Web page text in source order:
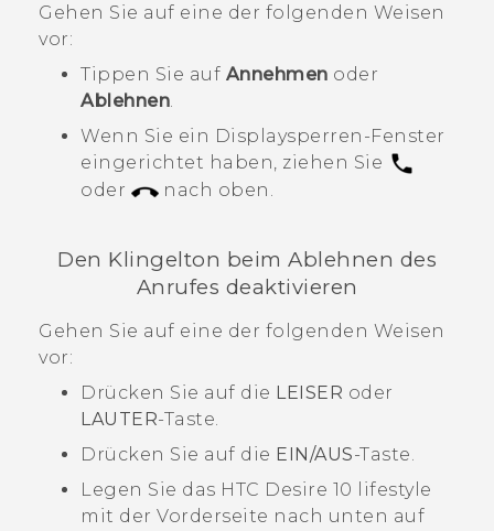
Gehen Sie auf eine der folgenden Weisen
vor:
Tippen Sie auf Annehmen oder
Ablehnen
Wenn Sie ein Displaysperren-Fenster
eingerichtet haben, ziehen Sie
oder
nach oben.
Den Klingelton beim Ablehnen des
Anrufes deaktivieren
Gehen Sie auf eine der folgenden Weisen
vor:
Drücken Sie auf die LEISER oder
LAUTER-Taste.
Drücken Sie auf die EIN/AUS-Taste.
Legen Sie das HTC Desire 10 lifestyle
mit der Vorderseite nach unten auf